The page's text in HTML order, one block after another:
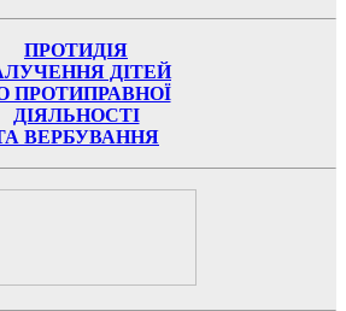
ПРОТИДІЯ
ДІТЕЙ
ПРОТИПРАВНОЇ
ДІЯЛЬНОСТІ
ВЕРБУВАННЯ